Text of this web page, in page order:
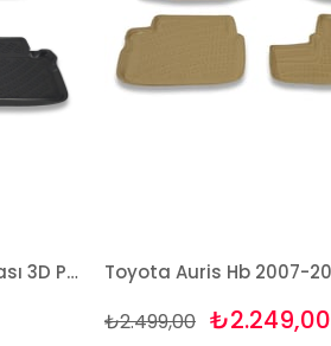
Toyota Auris Hb 2013 Ve Sonrası 3D Paspas Takımı Bizymo
₺2.249,00
₺2.499,00